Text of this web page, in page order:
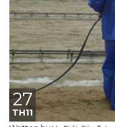
27
TH11